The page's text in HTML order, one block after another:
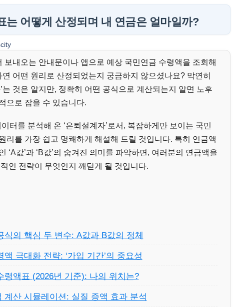
는 어떻게 산정되며 내 연금은 얼마일까?
보내오는 안내문이나 앱으로 예상 국민연금 수령액을 조회해
어떤 원리로 산정되었는지 궁금하지 않으셨나요? 막연히
는 것은 알지만, 정확히 어떤 공식으로 계산되는지 알면 노후
으로 잡을 수 있습니다.
터를 분석해 온 ‘은퇴설계자’로서, 복잡하게만 보이는 국민
리를 가장 쉽고 명쾌하게 해설해 드릴 것입니다. 특히 연금액
‘A값’과 ‘B값’의 숨겨진 의미를 파악하면, 여러분의 연금액을
인 전략이 무엇인지 깨닫게 될 것입니다.
식의 핵심 두 변수: A값과 B값의 정체
극대화 전략: ‘가입 기간’의 중요성
령액표 (2026년 기준): 나의 위치는?
계산 시뮬레이션: 실질 증액 효과 분석